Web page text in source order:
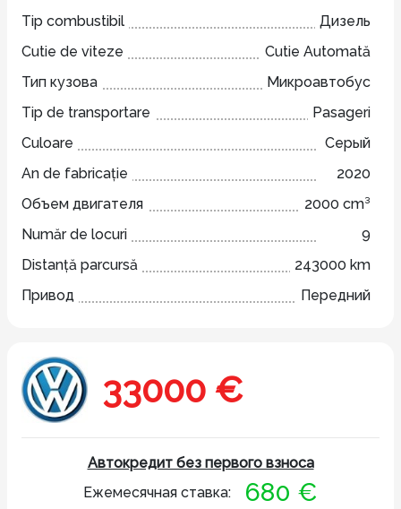
Tip combustibil
Дизель
Cutie de viteze
Cutie Automată
Тип кузова
Микроавтобус
Tip de transportare
Pasageri
Culoare
Серый
An de fabricație
2020
Объем двигателя
2000 cm³
Număr de locuri
9
Distanță parcursă
243000 km
Привод
Передний
33000 €
Автокредит без первого взноса
Ежемесячная ставка:
680 €